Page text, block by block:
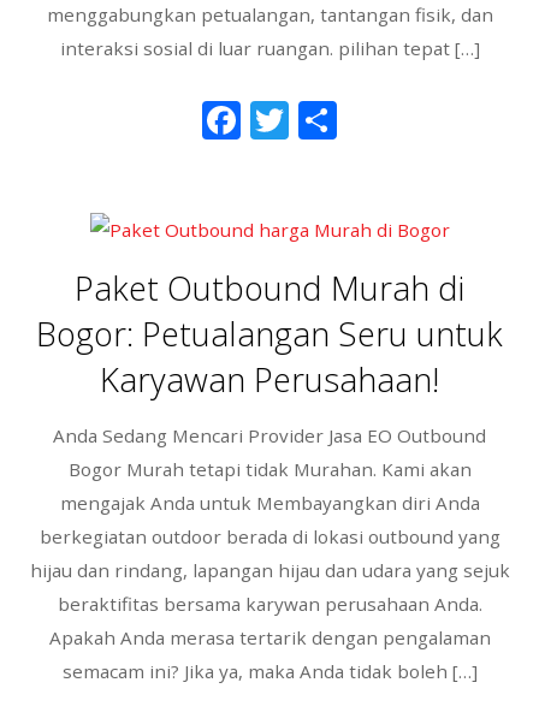
menggabungkan petualangan, tantangan fisik, dan
interaksi sosial di luar ruangan. pilihan tepat […]
F
b
o
o
k
T
er e
Paket Outbound Murah di
Bogor: Petualangan Seru untuk
Karyawan Perusahaan!
Anda Sedang Mencari Provider Jasa EO Outbound
Bogor Murah tetapi tidak Murahan. Kami akan
mengajak Anda untuk Membayangkan diri Anda
berkegiatan outdoor berada di lokasi outbound yang
hijau dan rindang, lapangan hijau dan udara yang sejuk
beraktifitas bersama karywan perusahaan Anda.
Apakah Anda merasa tertarik dengan pengalaman
semacam ini? Jika ya, maka Anda tidak boleh […]